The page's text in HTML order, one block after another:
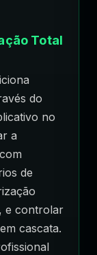
Total
do
no
a
de
e controlar
cascata.